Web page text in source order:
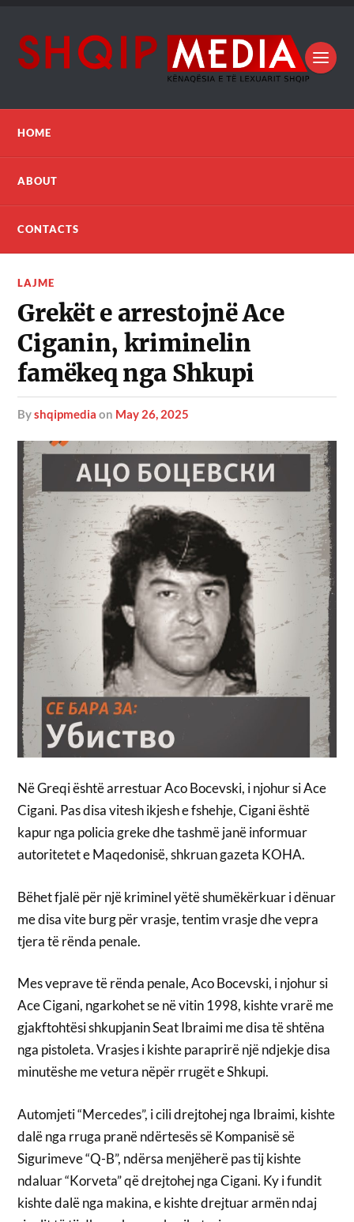
HOME
ABOUT
CONTACTS
LAJME
Grekët e arrestojnë Ace
Ciganin, kriminelin
famëkeq nga Shkupi
byshqipmedia on May 26, 2025
Në Greqi është arrestuar Aco Bocevski, i njohur si Ace
Cigani. Pas disa vitesh ikjesh e fshehje, Cigani është
kapur nga policia greke dhe tashmë janë informuar
autoritetet e Maqedonisë, shkruan gazeta KOHA.
Bëhet fjalë për një kriminel yëtë shumëkërkuar i dënuar
me disa vite burg për vrasje, tentim vrasje dhe vepra
tjera të rënda penale.
Mes veprave të rënda penale, Aco Bocevski, i njohur si
Ace Cigani, ngarkohet se në vitin 1998, kishte vrarë me
gjakftohtësi shkupjanin Seat Ibraimi me disa të shtëna
nga pistoleta. Vrasjes i kishte paraprirë një ndjekje disa
minutëshe me vetura nëpër rrugët e Shkupi.
Automjeti “Mercedes”, i cili drejtohej nga Ibraimi, kishte
dalë nga rruga pranë ndërtesës së Kompanisë së
Sigurimeve “Q-B”, ndërsa menjëherë pas tij kishte
ndaluar “Korveta” që drejtohej nga Cigani. Ky i fundit
kishte dalë nga makina, e kishte drejtuar armën ndaj